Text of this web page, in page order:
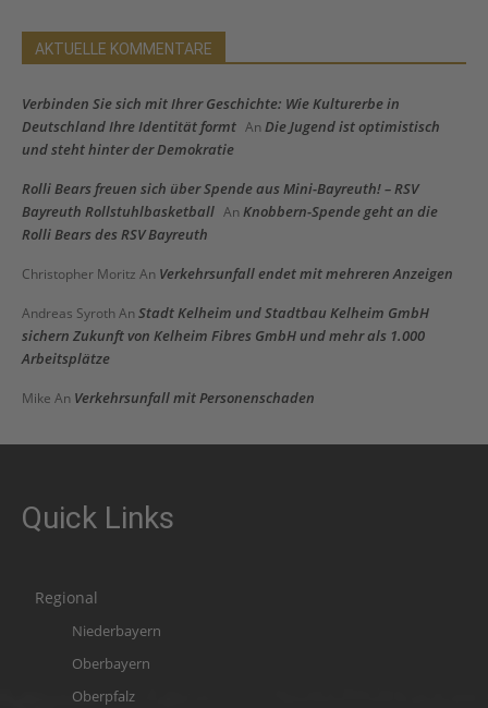
AKTUELLE KOMMENTARE
Verbinden Sie sich mit Ihrer Geschichte: Wie Kulturerbe in
Deutschland Ihre Identität formt An Die Jugend ist optimistisch
und steht hinter der Demokratie
Rolli Bears freuen sich über Spende aus Mini-Bayreuth! – RSV
Bayreuth Rollstuhlbasketball An Knobbern-Spende geht an die
Rolli Bears des RSV Bayreuth
Christopher Moritz An Verkehrsunfall endet mit mehreren Anzeigen
Andreas Syroth An Stadt Kelheim und Stadtbau Kelheim GmbH
sichern Zukunft von Kelheim Fibres GmbH und mehr als 1.000
Arbeitsplätze
Mike An Verkehrsunfall mit Personenschaden
Quick Links
Regional
Niederbayern
Oberbayern
Oberpfalz